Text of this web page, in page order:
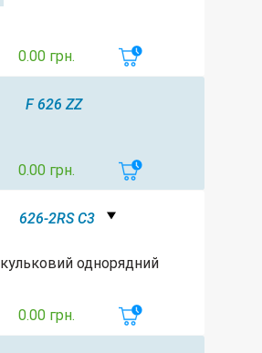
0.00 грн.
F 626 ZZ
0.00 грн.
626-2RS C3
однорядний
0.00 грн.